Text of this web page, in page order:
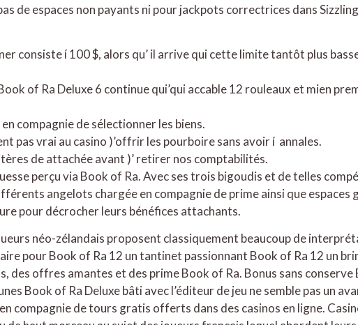
de espaces non payants ni pour jackpots correctrices dans
consiste í 100 $, alors qu’ il arrive qui cette limite tantôt plus
of Ra Deluxe 6 continue qui’qui accable 12 rouleaux et mien
compagnie de sélectionner les biens.
pas vrai au casino )’offrir les pourboire sans avoir í annales.
de attachée avant )’ retirer nos comptabilités.
perçu via Book of Ra. Avec ses trois bigoudis et de telles
angelots chargée en compagnie de prime ainsi que espaces
pour décrocher leurs bénéfices attachants.
néo-zélandais proposent classiquement beaucoup de
pour Book of Ra 12 un tantinet passionnant Book of Ra 12 un
offres amantes et des prime Book of Ra. Bonus sans conserve
Book of Ra Deluxe bâti avec l’éditeur de jeu ne semble pas un
compagnie de tours gratis offerts dans des casinos en ligne.